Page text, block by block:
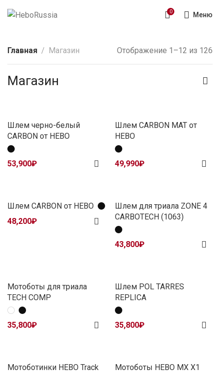
0 Меню
Главная Магазин Отображение 1–12 из 126
Магазин
Шлем черно-белый
CARBON от HEBO
53,900₽
Шлем CARBON MAT от
HEBO
49,990₽
Шлем CARBON от HEBO
48,200₽
Шлем для триала ZONE 4
CARBOTECH (1063)
43,800₽
Мотоботы для триала
TECH COMP
35,800₽
Шлем POL TARRES
REPLICA
35,800₽
Мотоботинки HEBO Track
Мотоботы HEBO MX X1